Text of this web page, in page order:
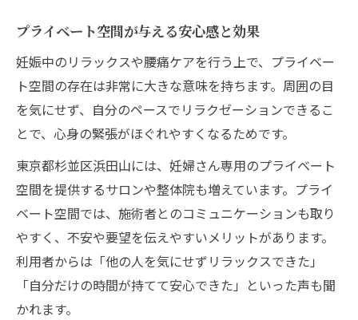
プライベート空間が与える安心感と効果
妊娠中のリラックスや腰痛ケアを行う上で、プライベー
ト空間の存在は非常に大きな意味を持ちます。周囲の目
を気にせず、自分のペースでリラクゼーションできるこ
とで、心身の緊張がほぐれやすくなるためです。
東京都杉並区浜田山には、妊婦さん専用のプライベート
空間を提供するサロンや整体院も増えています。プライ
ベート空間では、施術者とのコミュニケーションも取り
やすく、不安や要望を伝えやすいメリットがあります。
利用者からは「他の人を気にせずリラックスできた」
「自分だけの時間が持てて安心できた」といった声も聞
かれます。